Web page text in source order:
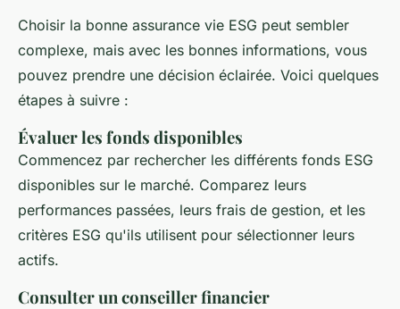
Choisir la bonne assurance vie ESG peut sembler
complexe, mais avec les bonnes informations, vous
pouvez prendre une décision éclairée. Voici quelques
étapes à suivre :
Évaluer les fonds disponibles
Commencez par rechercher les différents fonds ESG
disponibles sur le marché. Comparez leurs
performances passées, leurs frais de gestion, et les
critères ESG qu'ils utilisent pour sélectionner leurs
actifs.
Consulter un conseiller financier